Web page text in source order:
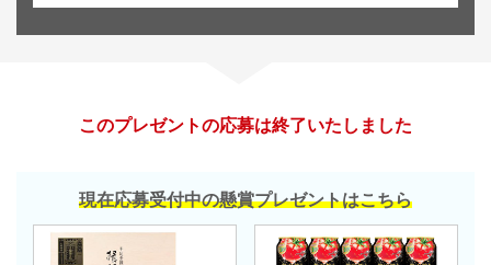
このプレゼントの応募は終了いたしました
現在応募受付中の懸賞プレゼントはこちら